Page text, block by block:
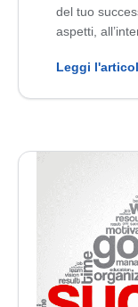
del tuo
aspetti,
Leggi